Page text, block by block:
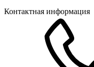
Контактная информация